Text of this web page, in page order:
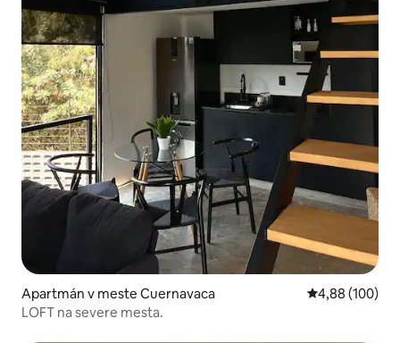
Apartmán v meste Cuernavaca Priemerné
4,88 (100)
LOFT na severe mesta.